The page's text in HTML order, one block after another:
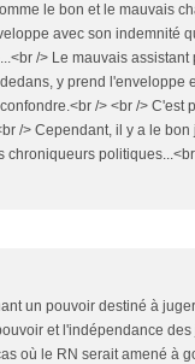
le bon et le mauvais
avec son indemnité
/> Le mauvais
y prend l'enveloppe
/> <br /> C'est
/> Cependant, il y a le
chroniqueurs
un pouvoir destiné à
et l'indépendance
où le RN serait amené à